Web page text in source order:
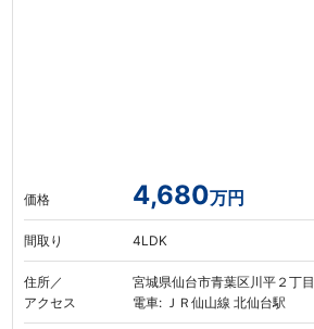
価格 4,680万円
間取り 4LDK
住所／
アクセス
宮城県仙台市青葉区川平２丁目
電車: ＪＲ仙山線 北仙台駅